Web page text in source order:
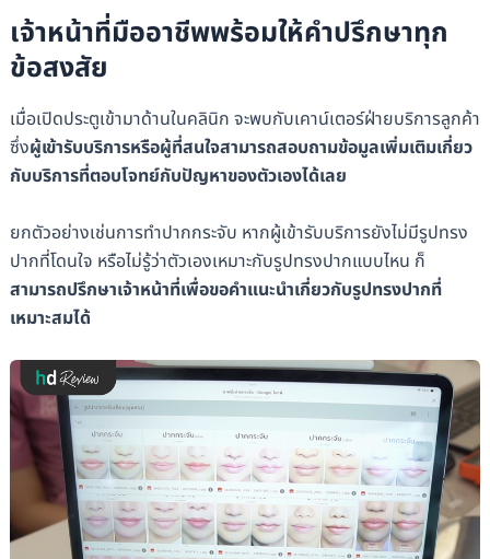
เจ้าหน้าที่มืออาชีพพร้อมให้คำปรึกษาทุก
ข้อสงสัย
เมื่อเปิดประตูเข้ามาด้านในคลินิก จะพบกับเคาน์เตอร์ฝ่ายบริการลูกค้า
ซึ่งผู้เข้ารับบริการหรือผู้ที่สนใจสามารถสอบถามข้อมูลเพิ่มเติมเกี่ยว
กับบริการที่ตอบโจทย์กับปัญหาของตัวเองได้เลย
ยกตัวอย่างเช่นการทำปากกระจับ หากผู้เข้ารับบริการยังไม่มีรูปทรง
ปากที่โดนใจ หรือไม่รู้ว่าตัวเองเหมาะกับรูปทรงปากแบบไหน ก็
สามารถปรึกษาเจ้าหน้าที่เพื่อขอคำแนะนำเกี่ยวกับรูปทรงปากที่
เหมาะสมได้